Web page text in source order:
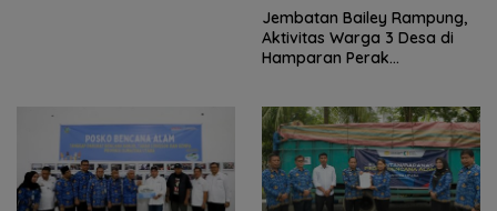
Jembatan Bailey Rampung,
Aktivitas Warga 3 Desa di
Hamparan Perak